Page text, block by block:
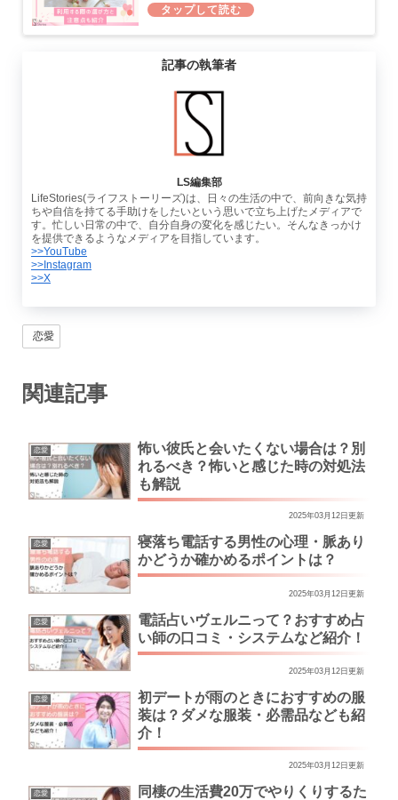
記事の執筆者
LS編集部
LifeStories(ライフストーリーズ)は、日々の生活の中で、前向きな気持
ちや自信を持てる手助けをしたいという思いで立ち上げたメディアで
す。忙しい日常の中で、自分自身の変化を感じたい。そんなきっかけ
を提供できるようなメディアを目指しています。
>>YouTube
>>Instagram
>>X
恋愛
関連記事
恋愛
怖い彼氏と会いたくない場合は？別
れるべき？怖いと感じた時の対処法
も解説
2025年03月12日更新
恋愛
寝落ち電話する男性の心理・脈あり
かどうか確かめるポイントは？
2025年03月12日更新
恋愛
電話占いヴェルニって？おすすめ占
い師の口コミ・システムなど紹介！
2025年03月12日更新
恋愛
初デートが雨のときにおすすめの服
装は？ダメな服装・必需品なども紹
介！
2025年03月12日更新
恋愛
同棲の生活費20万でやりくりするた